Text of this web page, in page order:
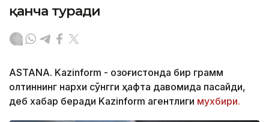
қанча туради
ASTANA. Kazinform - Қозоғистонда бир грамм
олтиннинг нархи сўнгги ҳафта давомида пасайди,
деб хабар беради Kazinform агентлиги мухбири.